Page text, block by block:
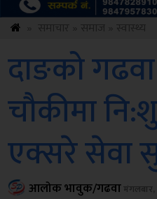
दाङको
चौकीमा
एक्सरे सेवा
आलोक भावुक/गढवामंगलबार,